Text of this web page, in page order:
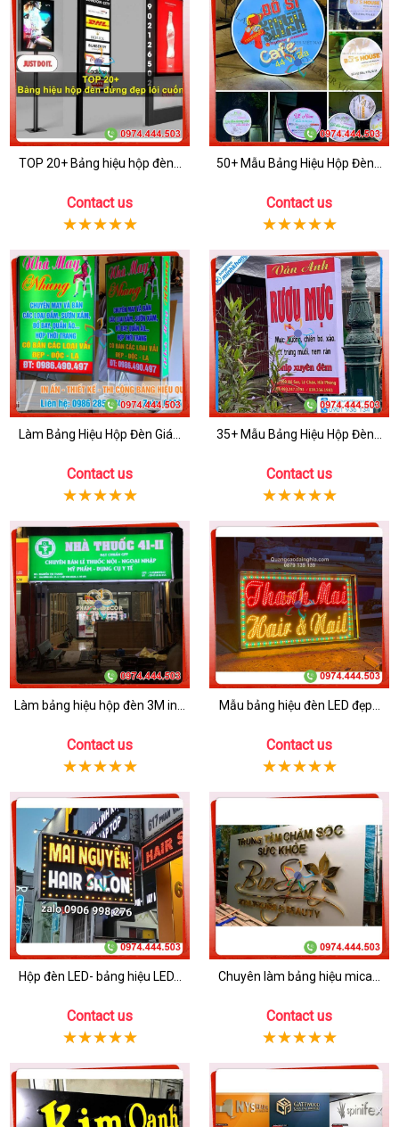
TOP 20+ Bảng hiệu hộp đèn...
Contact us
50+ Mẫu Bảng Hiệu Hộp Đèn...
Contact us
Làm Bảng Hiệu Hộp Đèn Giá...
Contact us
35+ Mẫu Bảng Hiệu Hộp Đèn...
Contact us
Làm bảng hiệu hộp đèn 3M in...
Contact us
Mẫu bảng hiệu đèn LED đẹp...
Contact us
Hộp đèn LED- bảng hiệu LED...
Contact us
Chuyên làm bảng hiệu mica...
Contact us